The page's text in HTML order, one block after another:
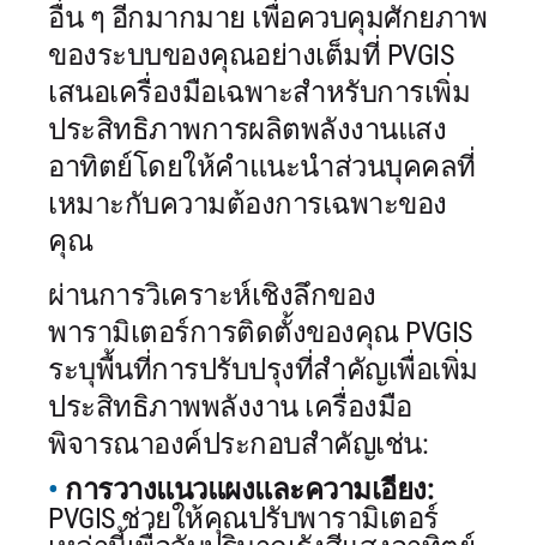
อื่น ๆ อีกมากมาย เพื่อควบคุมศักยภาพ
ของระบบของคุณอย่างเต็มที่ PVGIS
เสนอเครื่องมือเฉพาะสำหรับการเพิ่ม
ประสิทธิภาพการผลิตพลังงานแสง
อาทิตย์โดยให้คำแนะนำส่วนบุคคลที่
เหมาะกับความต้องการเฉพาะของ
คุณ
ผ่านการวิเคราะห์เชิงลึกของ
พารามิเตอร์การติดตั้งของคุณ PVGIS
ระบุพื้นที่การปรับปรุงที่สำคัญเพื่อเพิ่ม
ประสิทธิภาพพลังงาน เครื่องมือ
พิจารณาองค์ประกอบสำคัญเช่น:
การวางแนวแผงและความเอียง:
PVGIS ช่วยให้คุณปรับพารามิเตอร์